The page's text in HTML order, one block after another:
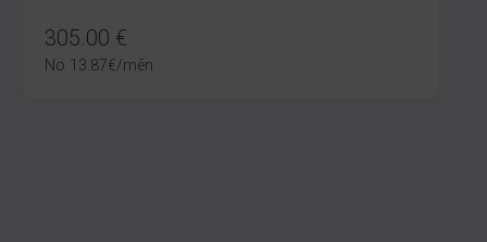
305.00 €
No 13.87€/mēn.